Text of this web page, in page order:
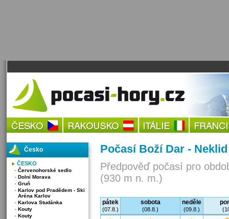
Počasí Boží Dar -
Předpověď počasí pro
(930 m n. m.)
pátek
(07.8.)
sobota
(08.8.)
neděle
(09.8.)
Česko
ČESKO
Červenohorské sedlo
Dolní Morava
Gruň
Karlov pod Pradědem - Ski
Aréna Karlov
Karlova Studánka
Kouty
Kouty